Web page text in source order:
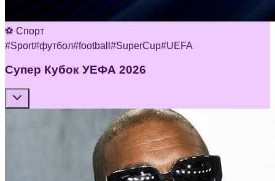
⚽ Спорт
#Sport#футбол#football #SuperCup#UEFA
Супер Кубок УЕФА 2026